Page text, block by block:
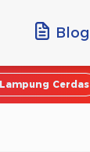
Blog
Cerdas